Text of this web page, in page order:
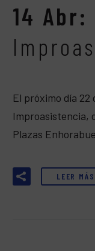
14 Abr:
El próximo día 22
Improasistencia,
Plazas
LEER MÁS